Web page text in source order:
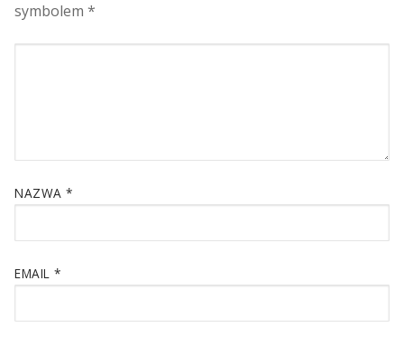
symbolem *
NAZWA *
EMAIL *